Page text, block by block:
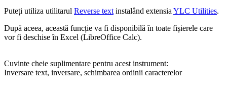
Puteți utiliza utilitarul Reverse text instalând extensia YLC Utilities.
După aceea, această funcție va fi disponibilă în toate fișierele care
vor fi deschise în Excel (LibreOffice Calc).
Cuvinte cheie suplimentare pentru acest instrument:
Inversare text, inversare, schimbarea ordinii caracterelor